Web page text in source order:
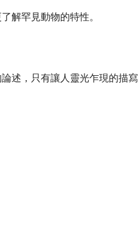
解罕見動物的特性。
述，只有讓人靈光乍現的描